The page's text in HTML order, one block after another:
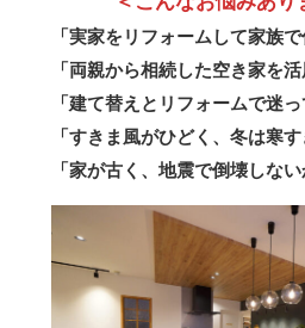
「実家をリフォームして家族で
「両親から相続した空き家を活
「建て替えとリフォームで迷
「すきま風がひどく、冬は寒
「家が古く、地震で倒壊しな